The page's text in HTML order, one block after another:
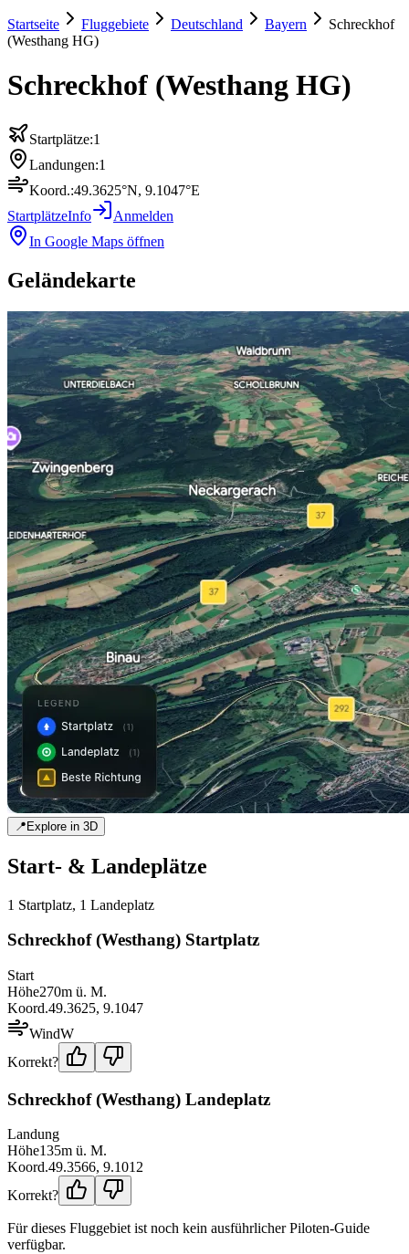
Startseite Fluggebiete Deutschland Bayern
Schreckhof
(Westhang HG)
Schreckhof (Westhang HG)
Startplätze:1
Landungen:1
Koord.:49.3625°N, 9.1047°E
StartplätzeInfo
Anmelden
In Google Maps öffnen
Geländekarte
📍Explore in 3D
Start- & Landeplätze
1 Startplatz, 1 Landeplatz
Schreckhof (Westhang) Startplatz
Start
Höhe270m ü. M.
Koord.49.3625, 9.1047
WindW
Korrekt?
Schreckhof (Westhang) Landeplatz
Landung
Höhe135m ü. M.
Koord.49.3566, 9.1012
Korrekt?
Für dieses Fluggebiet ist noch kein ausführlicher Piloten-Guide
verfügbar.